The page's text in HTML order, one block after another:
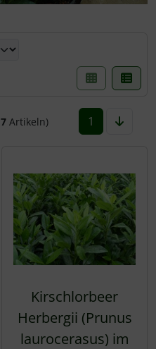
7Artikeln) 1
Kirschlorbeer
Herbergii (Prunus
laurocerasus) im